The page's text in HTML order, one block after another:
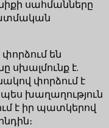
սահմանները
են
սխալմունք է.
փորձում է
խաղաղություն
է իր պատկերով